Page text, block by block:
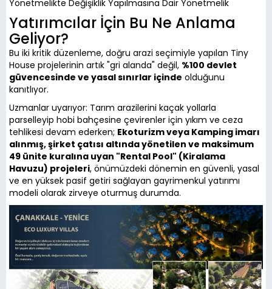
Yönetmelikte Değişiklik Yapılmasına Dair Yönetmelik
Yatırımcılar İçin Bu Ne Anlama
Geliyor?
Bu iki kritik düzenleme, doğru arazi seçimiyle yapılan Tiny
House projelerinin artık "gri alanda" değil, %100 devlet
güvencesinde ve yasal sınırlar içinde olduğunu
kanıtlıyor.
Uzmanlar uyarıyor: Tarım arazilerini kaçak yollarla
parselleyip hobi bahçesine çevirenler için yıkım ve ceza
tehlikesi devam ederken; Ekoturizm veya Kamping imarı
alınmış, şirket çatısı altında yönetilen ve maksimum
49 ünite kuralına uyan "Rental Pool" (Kiralama
Havuzu) projeleri, önümüzdeki dönemin en güvenli, yasal
ve en yüksek pasif getiri sağlayan gayrimenkul yatırımı
modeli olarak zirveye oturmuş durumda.